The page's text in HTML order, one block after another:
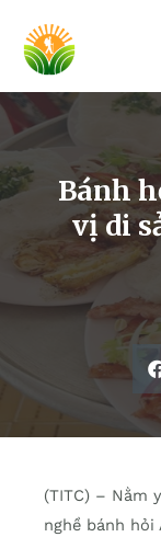
Bánh
vị di
(TITC) – Nằm
nghề bánh hỏi